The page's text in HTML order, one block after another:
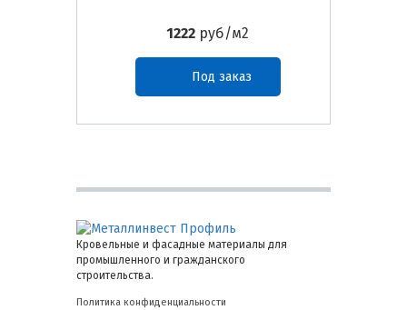
1222 руб/м2
Под заказ
Кровельные и фасадные материалы для
промышленного и гражданского
строительства.
Политика конфиденциальности